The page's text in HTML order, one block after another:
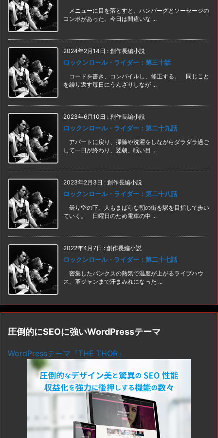
メニューに目を落とすと、ハンバーグとソーセージの
コンボがあった。今日は間違いな ...
2024年2月14日 : 創作長編小説
ロックンロール・ライダー：第三十話
コードを書き、コンパイルし、修正する。 同じこと
を繰り返す毎日にうんざりしなが ...
2023年6月10日 : 創作長編小説
ロックンロール・ライダー：第二十九話
アパートに戻り、掃除や洗濯をしながらダラダラ過ご
して一日が終わり、翌朝、眠い目 ...
2023年2月3日 : 創作長編小説
ロックンロール・ライダー：第二十八話
曇り空の下、人もまばらな朝の街を駅を目指して歩い
ていく。 日曜日のため電車の中 ...
2022年4月7日 : 創作長編小説
ロックンロール・ライダー：第二十七話
密集したパンクスの熱気で温度が上がるライブハウ
ス、革ジャンまで汗まみれになった ...
圧倒的にSEOに強いWordPressテーマ
WordPressテーマ『THE THOR』